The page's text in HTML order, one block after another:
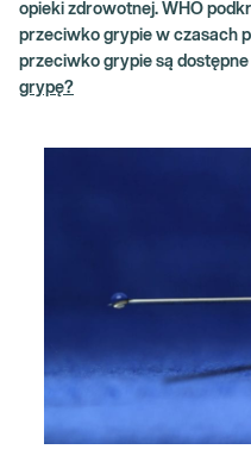
opieki zdrowotnej. WHO
przeciwko grypie w czasach
przeciwko grypie są
grypę?